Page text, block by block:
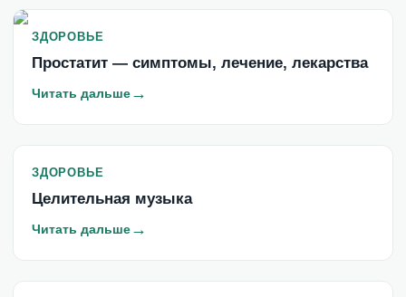
ЗДОРОВЬЕ
Простатит — симптомы, лечение, лекарства
Читать дальше→
ЗДОРОВЬЕ
Целительная музыка
Читать дальше→